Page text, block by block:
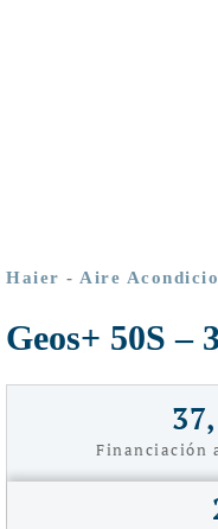
Haier - Aire
Geos+ 50S –
Financiación